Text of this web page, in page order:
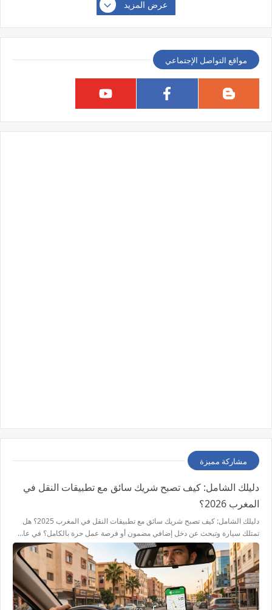
عرض المزيد
مواقع التواصل الإجتماعي
مشاركة مميزة
دليلك الشامل: كيف تصبح شريك سائق مع تطبيقات النقل في
المغرب 2026؟
دليلك الشامل: كيف تصبح شريك سائق مع تطبيقات النقل في المغرب 2025؟ هل
تمتلك سيارة وتبحث عن دخل إضافي مضمون أو فرصة عمل حرة بالكامل؟ في عا…